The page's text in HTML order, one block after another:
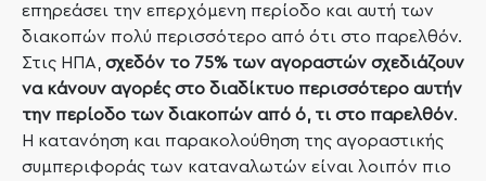
επηρεάσει την επερχόμενη περίοδο και αυτή των
διακοπών πολύ περισσότερο από ότι στο παρελθόν.
Στις ΗΠΑ, σχεδόν το 75% των αγοραστών σχεδιάζουν
να κάνουν αγορές στο διαδίκτυο περισσότερο αυτήν
την περίοδο των διακοπών από ό, τι στο παρελθόν.
Η κατανόηση και παρακολούθηση της αγοραστικής
συμπεριφοράς των καταναλωτών είναι λοιπόν πιο